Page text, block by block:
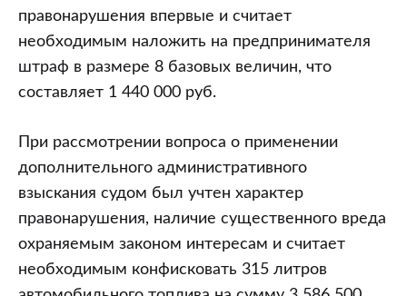
правонарушения впервые и считает
необходимым наложить на предпринимателя
штраф в размере 8 базовых величин, что
составляет 1 440 000 руб.
При рассмотрении вопроса о применении
дополнительного административного
взыскания судом был учтен характер
правонарушения, наличие существенного вреда
охраняемым законом интересам и считает
необходимым конфисковать 315 литров